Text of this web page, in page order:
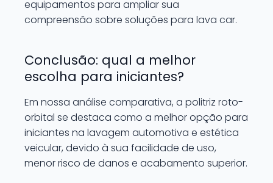
equipamentos para ampliar sua
compreensão sobre soluções para lava car.
Conclusão: qual a melhor
escolha para iniciantes?
Em nossa análise comparativa, a politriz roto-
orbital se destaca como a melhor opção para
iniciantes na lavagem automotiva e estética
veicular, devido à sua facilidade de uso,
menor risco de danos e acabamento superior.